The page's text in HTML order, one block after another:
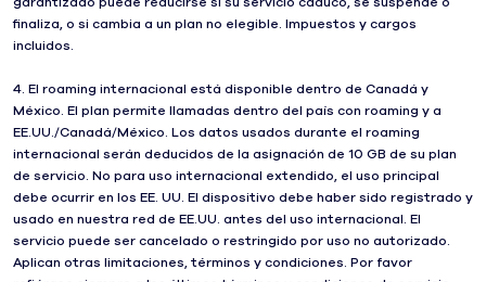
finaliza, o si cambia a un plan no elegible. Impuestos y cargos
incluidos.
4. El roaming internacional está disponible dentro de Canadá y
México. El plan permite llamadas dentro del país con roaming y a
EE.UU./Canadá/México. Los datos usados durante el roaming
internacional serán deducidos de la asignación de 10 GB de su plan
de servicio. No para uso internacional extendido, el uso principal
debe ocurrir en los EE. UU. El dispositivo debe haber sido registrado y
usado en nuestra red de EE.UU. antes del uso internacional. El
servicio puede ser cancelado o restringido por uso no autorizado.
Aplican otras limitaciones, términos y condiciones. Por favor